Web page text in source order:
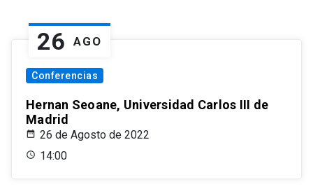
26 AGO
Conferencias
Hernan Seoane, Universidad Carlos III de
Madrid
26 de Agosto de 2022
14:00